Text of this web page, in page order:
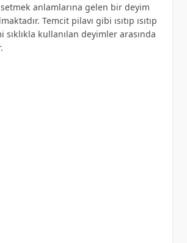
anlamlarına gelen bir deyim
Temcit pilavı gibi ısıtıp ısıtıp
sıklıkla kullanılan deyimler arasında